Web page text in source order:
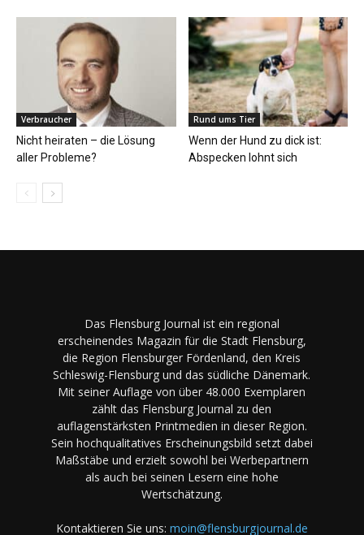
Verbraucher
Nicht heiraten – die Lösung
aller Probleme?
Rund ums Tier
Wenn der Hund zu dick ist:
Abspecken lohnt sich
Das Flensburg Journal ist ein regional
erscheinendes Magazin für die Stadt Flensburg,
die Region Flensburger Fördenland, den Kreis
Schleswig-Flensburg und das südliche Dänemark.
Mit seiner Auflage von über 48.000 Exemplaren
zählt das Flensburg Journal zu den
auflagenstärksten Printmedien in dieser Region.
Sein hochqualitatives Erscheinungsbild setzt dabei
Maßstäbe und erzielt sowohl bei Werbepartnern
als auch bei seinen Lesern eine hohe
Wertschätzung.
Kontaktieren Sie uns: moin@flensburgjournal.de